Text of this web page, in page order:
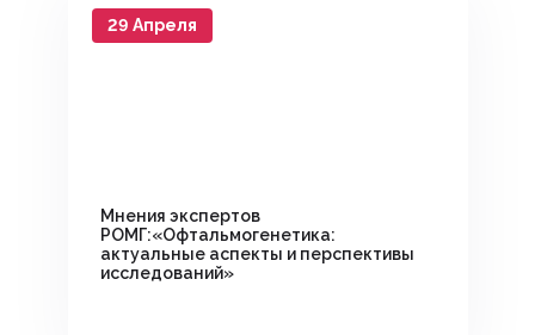
29 Апреля
Мнения экспертов
РОМГ:«Офтальмогенетика:
актуальные аспекты и перспективы
исследований»